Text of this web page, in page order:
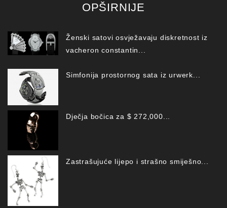
OPŠIRNIJE
Ženski satovi osvježavaju diskretnost iz
vacheron constantin...
Simfonija prostornog sata iz urwerk...
Dječja bočica za $ 272,000...
Zastrašujuće lijepo i strašno smiješno...